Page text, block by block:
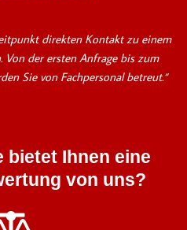
direkten Kontakt zu einem
Von der ersten Anfrage bis zum
Sie von Fachpersonal betreut.“
bietet Ihnen eine
von uns?